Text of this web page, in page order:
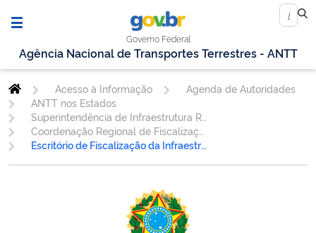
Governo Federal
Agência Nacional de Transportes Terrestres - ANTT
Acesso à Informação
Agenda de Autoridades
ANTT nos Estados
Superintendência de Infraestrutura Rodoviária.
Escritório de Fiscalização da Infraestrutura Rodoviária Florianópolis/SC